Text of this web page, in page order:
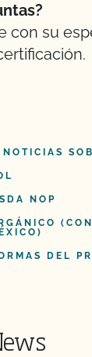
con su
NOTICIAS
NOP
DEL